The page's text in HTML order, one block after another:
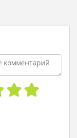
снегу.
– Если бы я
мне слагали
именно так!
сказала:
отвар и